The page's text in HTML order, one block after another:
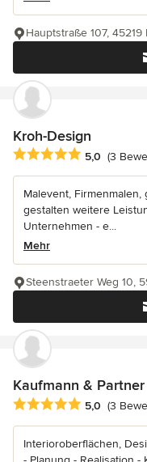
Hauptstraße 107, 45219
Kroh-Design
Durchschnittliche
5,0 (3
Malevent,
gestalten weitere
Unternehmen - e...
Mehr
Steenstraeter Weg 10,
Kaufmann & Partner
Durchschnittliche
5,0 (3
Interioroberflächen,